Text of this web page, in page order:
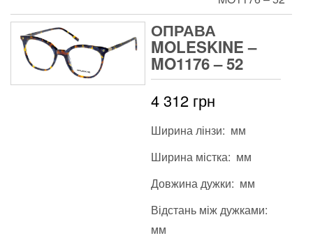
ОПРАВА
MOLESKINE –
MO1176 – 52
4 312 грн
Ширина лінзи: мм
Ширина містка: мм
Довжина дужки: мм
Відстань між дужками:
мм